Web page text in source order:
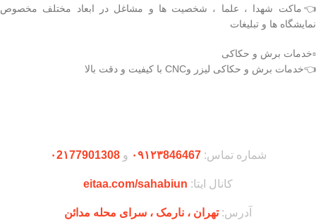
👈ماکت شهدا ، علما ، شخصیت ها و مشاغل در ابعاد مختلف مخصوص
نمایشگاه ها و تبلیغات
▫️خدمات برش و حکاکی
👈خدمات برش و حکاکی لیزر وCNC با کیفیت و دقت بالا
شماره تماس:۰۹۱۲۳846467 و۰2۱77901308
کانال ایتا: eitaa.com/sahabiun
آدرس:تهران ،‌ نارمک ، سرای محله مدائن